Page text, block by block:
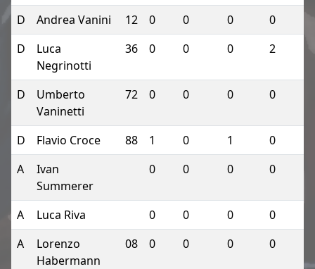
D Andrea Vanini 12 0 0 0
0
D
Luca
Negrinotti
36 0 0 0 2
D
Umberto
Vaninetti
72 0 0 0 0
D Flavio Croce 88 1 0 1
0
A
Ivan
Summerer
0 0 0 0
A Luca Riva 0 0 0
0
A
Lorenzo
Habermann
08 0 0 0 0